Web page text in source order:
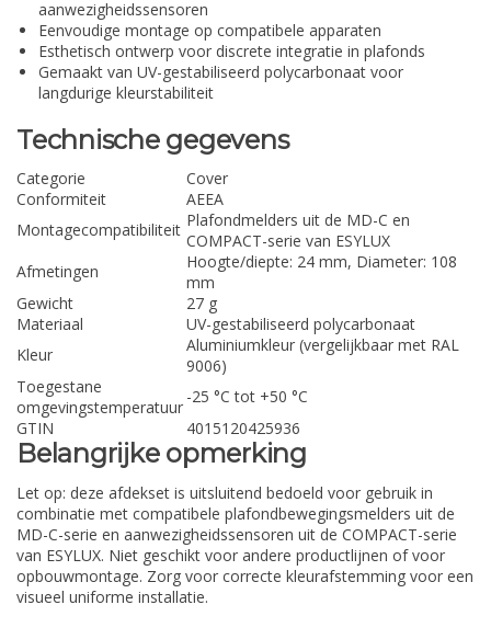
aanwezigheidssensoren
Eenvoudige montage op compatibele apparaten
Esthetisch ontwerp voor discrete integratie in plafonds
Gemaakt van UV-gestabiliseerd polycarbonaat voor
langdurige kleurstabiliteit
Technische gegevens
Categorie
Cover
Conformiteit
AEEA
Montagecompatibiliteit Plafondmelders uit de MD-C en
COMPACT-serie van ESYLUX
Afmetingen
Hoogte/diepte: 24 mm, Diameter: 108
mm
Gewicht
27 g
Materiaal
UV-gestabiliseerd polycarbonaat
Kleur
Aluminiumkleur (vergelijkbaar met RAL
9006)
Toegestane
omgevingstemperatuur
-25 °C tot +50 °C
GTIN
4015120425936
Belangrijke opmerking
Let op: deze afdekset is uitsluitend bedoeld voor gebruik in
combinatie met compatibele plafondbewegingsmelders uit de
MD-C-serie en aanwezigheidssensoren uit de COMPACT-serie
van ESYLUX. Niet geschikt voor andere productlijnen of voor
opbouwmontage. Zorg voor correcte kleurafstemming voor een
visueel uniforme installatie.